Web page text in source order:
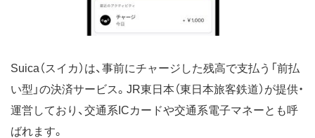
Suica（スイカ）は、事前にチャージした残高で支払う「前払
い型」の決済サービス。JR東日本（東日本旅客鉄道）が提供・
運営しており、交通系ICカードや交通系電子マネーとも呼
ばれます。